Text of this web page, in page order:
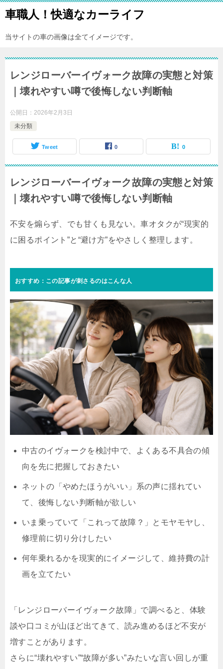
車職人！快適なカーライフ
当サイトの車の画像は全てイメージです。
レンジローバーイヴォーク故障の実態と対策
｜壊れやすい噂で後悔しない判断軸
公開日： 2026年2月3日
未分類
Tweet 0 0
レンジローバーイヴォーク故障の実態と対策
｜壊れやすい噂で後悔しない判断軸
不安を煽らず、でも甘くも見ない。車オタクが“現実的
に困るポイント”と“避け方”をやさしく整理します。
おすすめ：この記事が刺さるのはこんな人
中古のイヴォークを検討中で、
よくある不具合の傾
向 を先に把握しておきたい
ネットの「やめたほうがいい」系の声に揺れてい
て、 後悔しない判断軸が欲しい
いま乗っていて「これって故障？」とモヤモヤし、
修理前に切り分け したい
何年乗れるかを現実的にイメージして、維持費の計
画を立てたい
「レンジローバーイヴォーク故障」で調べると、体験
談や口コミが山ほど出てきて、読み進めるほど不安が
増すことがあります。
さらに“壊れやすい”“故障が多い”みたいな言い回しが重